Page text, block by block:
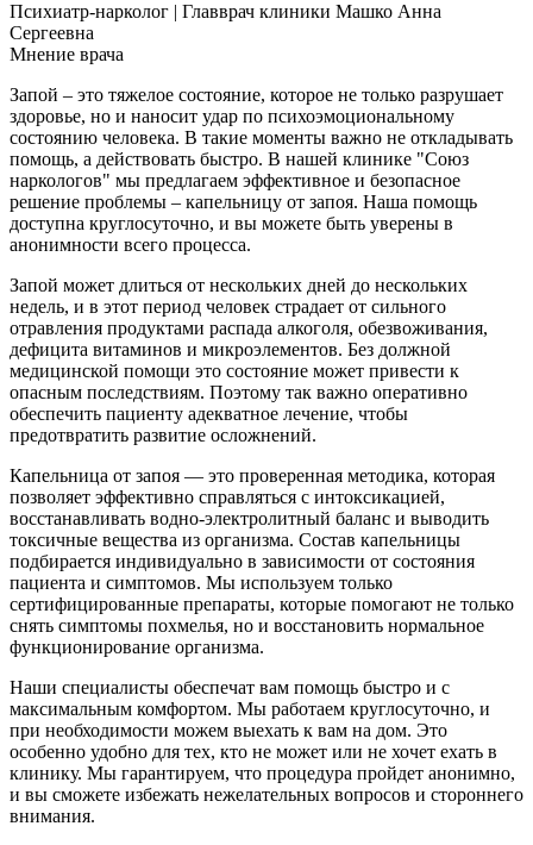
Психиатр-нарколог | Главврач клиники Машко Анна
Сергеевна
Мнение врача
Запой – это тяжелое состояние, которое не только разрушает
здоровье, но и наносит удар по психоэмоциональному
состоянию человека. В такие моменты важно не откладывать
помощь, а действовать быстро. В нашей клинике "Союз
наркологов" мы предлагаем эффективное и безопасное
решение проблемы – капельницу от запоя. Наша помощь
доступна круглосуточно, и вы можете быть уверены в
анонимности всего процесса.
Запой может длиться от нескольких дней до нескольких
недель, и в этот период человек страдает от сильного
отравления продуктами распада алкоголя, обезвоживания,
дефицита витаминов и микроэлементов. Без должной
медицинской помощи это состояние может привести к
опасным последствиям. Поэтому так важно оперативно
обеспечить пациенту адекватное лечение, чтобы
предотвратить развитие осложнений.
Капельница от запоя — это проверенная методика, которая
позволяет эффективно справляться с интоксикацией,
восстанавливать водно-электролитный баланс и выводить
токсичные вещества из организма. Состав капельницы
подбирается индивидуально в зависимости от состояния
пациента и симптомов. Мы используем только
сертифицированные препараты, которые помогают не только
снять симптомы похмелья, но и восстановить нормальное
функционирование организма.
Наши специалисты обеспечат вам помощь быстро и с
максимальным комфортом. Мы работаем круглосуточно, и
при необходимости можем выехать к вам на дом. Это
особенно удобно для тех, кто не может или не хочет ехать в
клинику. Мы гарантируем, что процедура пройдет анонимно,
и вы сможете избежать нежелательных вопросов и стороннего
внимания.